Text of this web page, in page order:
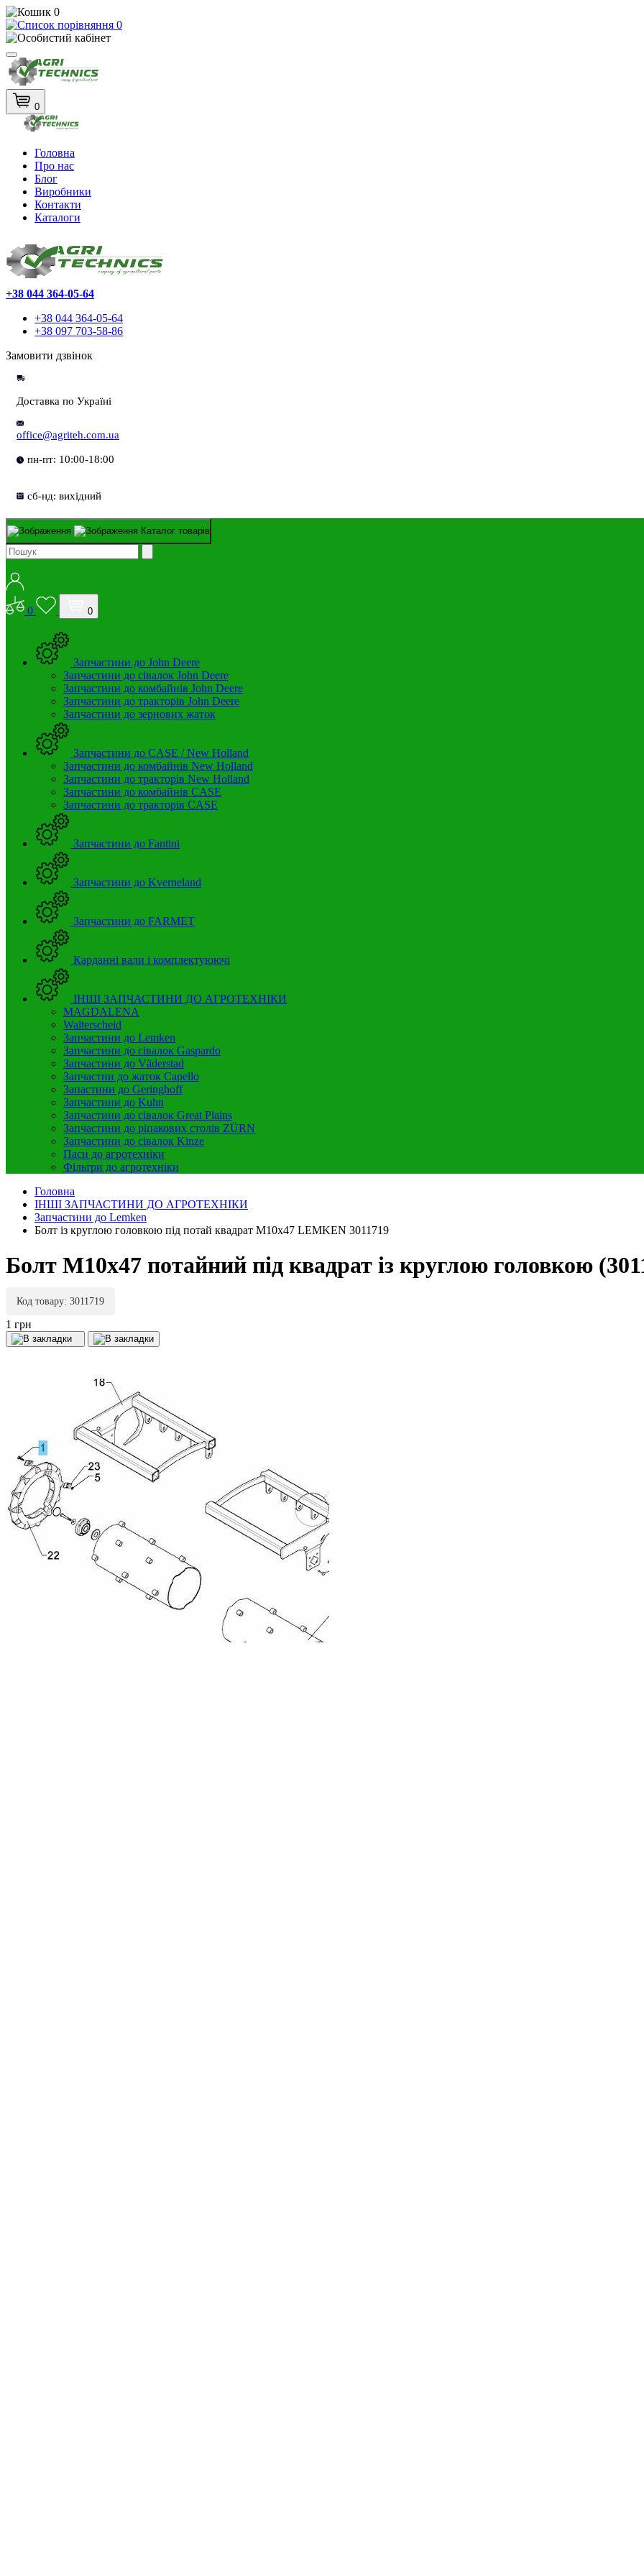
0
0
0
Головна
Про нас
Блог
Виробники
Контакти
Каталоги
+38 044 364-05-64
+38 044 364-05-64
+38 097 703-58-86
Замовити дзвінок
Доставка по Україні
office@agriteh.com.ua
пн-пт: 10:00-18:00
сб-нд: вихідний
Каталог товарів
0 0
Запчастини до John Deere
Запчастини до сівалок John Deere
Запчастини до комбайнів John Deere
Запчастини до тракторів John Deere
Запчастини до зернових жаток
Запчастини до CASE / New Holland
Запчастини до комбайнів New Holland
Запчастини до тракторів New Holland
Запчастини до комбайнів CASE
Запчастини до тракторів CASE
Запчастини до Fantini
Запчастини до Kverneland
Запчастини до FARMET
Карданні вали і комплектуюючі
ІНШІ ЗАПЧАСТИНИ ДО АГРОТЕХНІКИ
MAGDALENA
Walterscheid
Запчастини до Lemken
Запчастини до сівалок Gaspardo
Запчастини до Väderstad
Запчастни до жаток Capello
Запастини до Geringhoff
Запчастини до Kuhn
Запчастини до сівалок Great Plains
Запчастини до ріпакових столів ZÜRN
Запчастини до сівалок Kinze
Паси до агротехніки
Фільтри до агротехніки
Головна
ІНШІ ЗАПЧАСТИНИ ДО АГРОТЕХНІКИ
Запчастини до Lemken
Болт із круглою головкою під потай квадрат M10x47 LEMKEN 3011719
Болт M10x47 потайний під квадрат із круглою головкою
Код товару: 3011719
1 грн